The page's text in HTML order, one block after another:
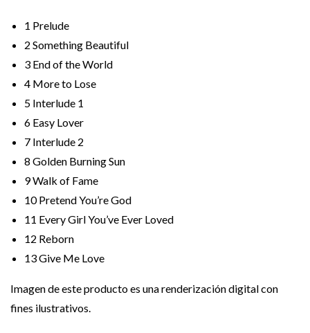
1 Prelude
2 Something Beautiful
3 End of the World
4 More to Lose
5 Interlude 1
6 Easy Lover
7 Interlude 2
8 Golden Burning Sun
9Walk of Fame
10Pretend You’re God
11 Every Girl You’ve Ever Loved
12 Reborn
13Give Me Love
Imagen de este producto es una renderización digital con
fines ilustrativos.